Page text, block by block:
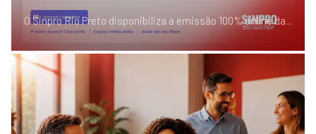
O Sinpro Rio Preto disponibiliza a emissão 100% online da...